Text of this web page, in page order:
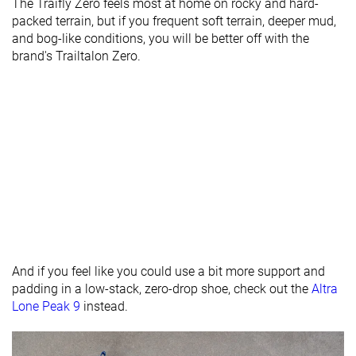
Durabilidad
del acolchado
del talón
Media Alta Media
Flexibilidad Flexible Flexible Moderada
Rigidez
Flexibles
Rigidez del
Flexible Flexible Flexible
The Traifly Zero feels most at home on rocky and hard-
packed terrain, but if you frequent soft terrain, deeper mud,
and bog-like conditions, you will be better off with the
brand's Trailtalon Zero.
And if you feel like you could use a bit more support and
padding in a low-stack, zero-drop shoe, check out the Altra
Lone Peak 9 instead.